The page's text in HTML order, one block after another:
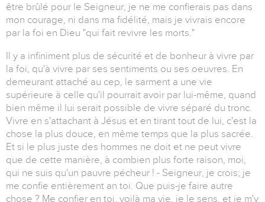
être brûlé pour le Seigneur, je ne me confierais pas dans
mon courage, ni dans ma fidélité, mais je vivrais encore
par la foi en Dieu "qui fait revivre les morts."
Il y a infiniment plus de sécurité et de bonheur à vivre par
la foi, qu'à vivre par ses sentiments ou ses oeuvres. En
demeurant attaché au cep, le sarment a une vie
supérieure à celle qu'il pourrait avoir par lui-même, quand
bien même il lui serait possible de vivre séparé du tronc.
Vivre en s'attachant à Jésus et en tirant tout de lui, c'est la
chose la plus douce, en même temps que la plus sacrée.
Et si le plus juste des hommes ne doit et ne peut vivre
que de cette manière, à combien plus forte raison, moi,
qui ne suis qu'un pauvre pécheur ! - Seigneur, je crois; je
me confie entièrement an toi. Que puis-je faire autre
chose ? Me confier en toi, voilà ma vie, je le sens, et je m'y